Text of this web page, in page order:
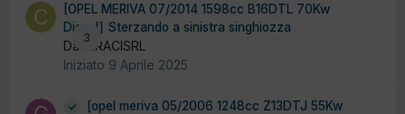
3
[OPEL MERIVA 07/2014 1598cc B16DTL 70Kw
Diesel] Sterzando a sinistra singhiozza
Da CIRACISRL
Iniziato 9 Aprile 2025
[opel meriva 05/2006 1248cc Z13DTJ 55Kw